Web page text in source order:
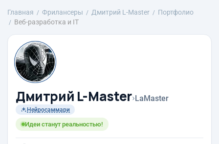
Главная Фрилансеры Дмитрий L-Master
Портфолио
Веб-разработка и IT
Дмитрий L-Master›LaMaster
Нейросаммари
Идеи станут реальностью!